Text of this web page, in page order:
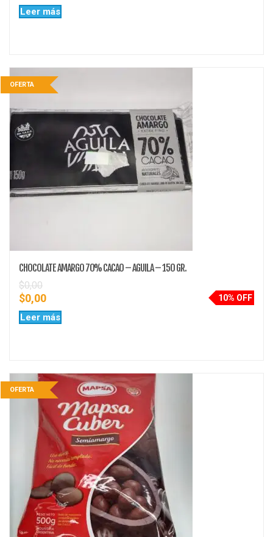
Leer más
OFERTA
CHOCOLATE AMARGO 70% CACAO – AGUILA – 150 GR.
10% OFF
$0,00
$0,00
Leer más
OFERTA